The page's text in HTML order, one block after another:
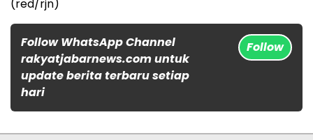
(red/rjn)
Follow WhatsApp Channel
rakyatjabarnews.com untuk
update berita terbaru setiap
hari
Follow